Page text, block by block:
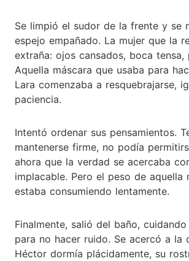
Se limpió el sudor de la frente y se
espejo empañado. La mujer que la
extraña: ojos cansados, boca tensa,
Aquella máscara que usaba para
Lara comenzaba a resquebrajarse,
paciencia.
Intentó ordenar sus pensamientos.
mantenerse firme, no podía
ahora que la verdad se acercaba
implacable. Pero el peso de aquella
estaba consumiendo lentamente.
Finalmente, salió del baño,
para no hacer ruido. Se acercó a la
Héctor dormía plácidamente, su